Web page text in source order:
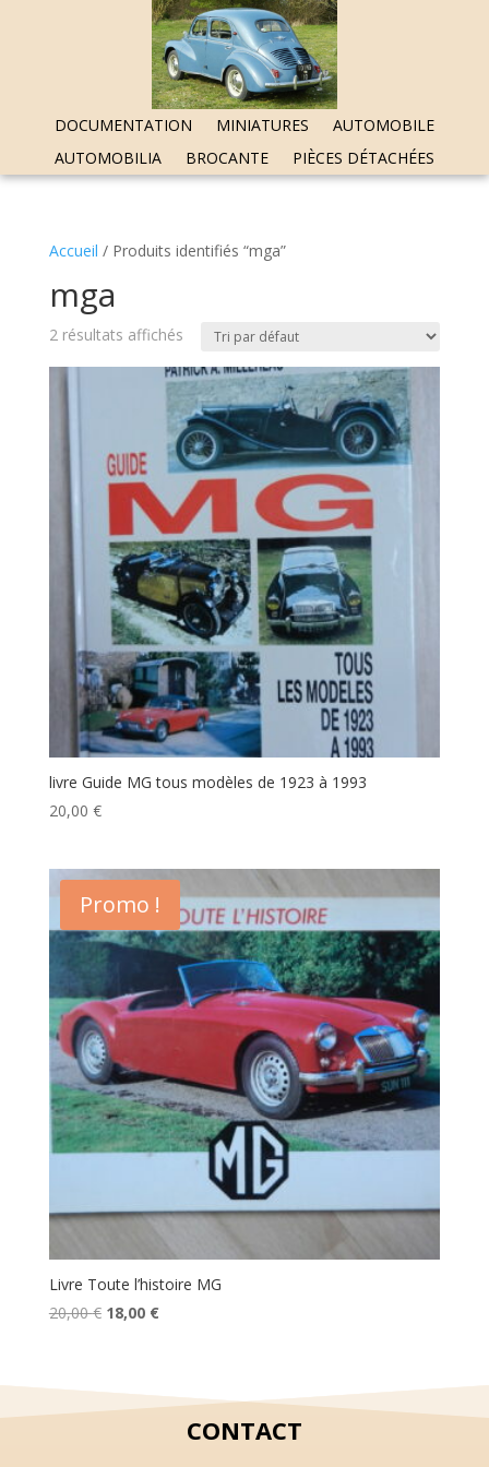
DOCUMENTATION MINIATURES
AUTOMOBILE
AUTOMOBILIA
BROCANTE PIÈCES DÉTACHÉES
Accueil / Produits identifiés “mga”
mga
2 résultats affichés
livre Guide MG tous modèles de 1923 à 1993
20,00 €
Promo !
Livre Toute l’histoire MG
20,00€ Le
20,00 €.
18,00 €Le
18,00 €.
CONTACT